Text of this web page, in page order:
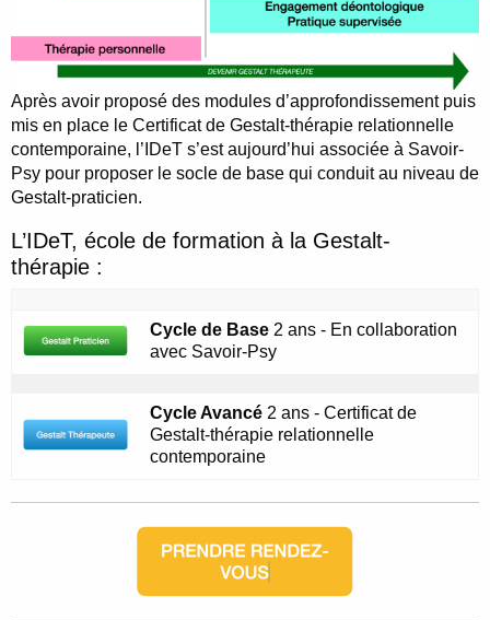
Après avoir proposé des modules d’approfondissement puis
mis en place le Certificat de Gestalt-thérapie relationnelle
contemporaine, l’IDeT s’est aujourd’hui associée à Savoir-
Psy pour proposer le socle de base qui conduit au niveau de
Gestalt-praticien.
L’IDeT, école de formation à la Gestalt-
thérapie :
Cycle de Base 2 ans - En collaboration
avec Savoir-Psy
Cycle Avancé 2 ans - Certificat de
Gestalt-thérapie relationnelle
contemporaine